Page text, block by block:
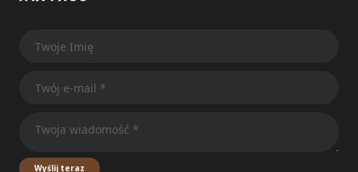
Wyślij teraz